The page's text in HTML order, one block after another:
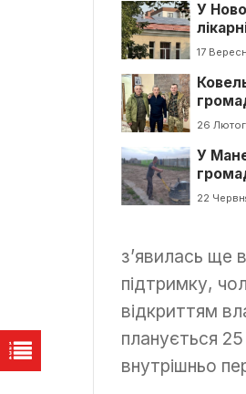
У
17
26
У
та
22
з’явилась ще
підтримку,
відкриттям
планується
внутрішньо